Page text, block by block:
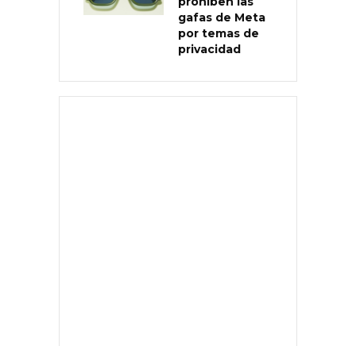
gafas de Meta
por temas de
privacidad